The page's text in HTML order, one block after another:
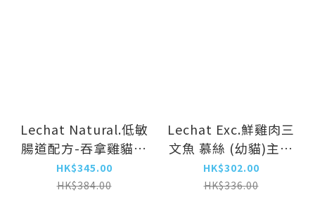
Lechat Natural.低敏
腸道配方-吞拿雞貓罐
80g (LE-6606) x24
HK$345.00
HK$384.00
Lechat Exc.鮮雞肉三
文魚 慕絲 (幼貓)主食
罐 85g (LE-0936) x24
HK$302.00
HK$336.00